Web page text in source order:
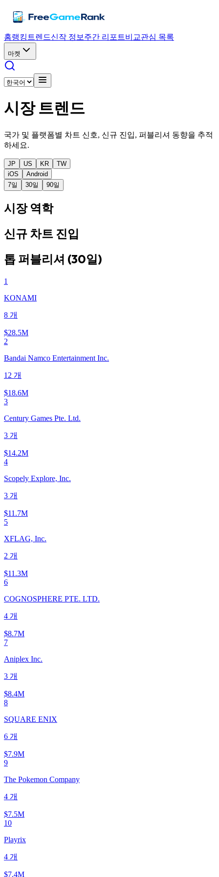
홈랭킹 트렌드신작 정보 주간 리포트비교관심 목록
마켓
시장 트렌드
국가 및 플랫폼별 차트 신호, 신규 진입, 퍼블리셔 동향을 추적
하세요.
JP US KR
TW
iOS
Android
7일
30일 90일
시장 역학
신규 차트 진입
톱 퍼블리셔 (30일)
1
KONAMI
8 개
$28.5M
2
Bandai Namco Entertainment Inc.
12 개
$18.6M
3
Century Games Pte. Ltd.
3 개
$14.2M
4
Scopely Explore, Inc.
3 개
$11.7M
5
XFLAG, Inc.
2 개
$11.3M
6
COGNOSPHERE PTE. LTD.
4 개
$8.7M
7
Aniplex Inc.
3 개
$8.4M
8
SQUARE ENIX
6 개
$7.9M
9
The Pokemon Company
4 개
$7.5M
10
Playrix
4 개
$7.4M